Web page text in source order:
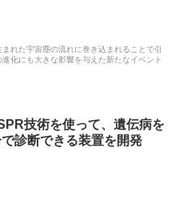
れた宇宙塵の流れに巻き込まれることで引
化にも大きな影響を与えた新たなイベント
技術を使って、遺伝病を
診断できる装置を開発